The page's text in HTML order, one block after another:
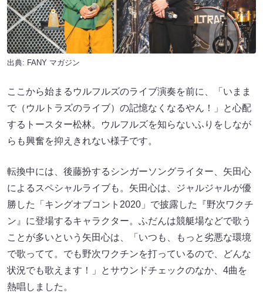
出典: FANY マガジン
ここから始まるウルフルズのライブ演奏を前に、「いまま
で（ウルトラズのライブ）の記憶なくなるやん！」と心配
するトースター松林。ウルフルズを知らないふりをしなが
らも興奮を抑えきれない様子です。
転換中には、後藤扮するシンガーソングライター、矢田心
によるスペシャルライブも。矢田心は、ジャルジャルが優
勝した「キングオブコント2020」で披露した『野次ワクチ
ン』に登場するキャラクター。ふだんは競艇場などで歌う
ことが多いという矢田心は、「いつも、もっと劣悪な環境
で歌ってて。でも野次ワクチンを打っているので、どんな
状況でも歌えます！」とサウンドチェックのなか、4曲を
熱唱しました。